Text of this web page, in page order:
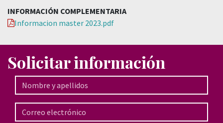
INFORMACIÓN COMPLEMENTARIA
Informacion master 2023.pdf
Solicitar información